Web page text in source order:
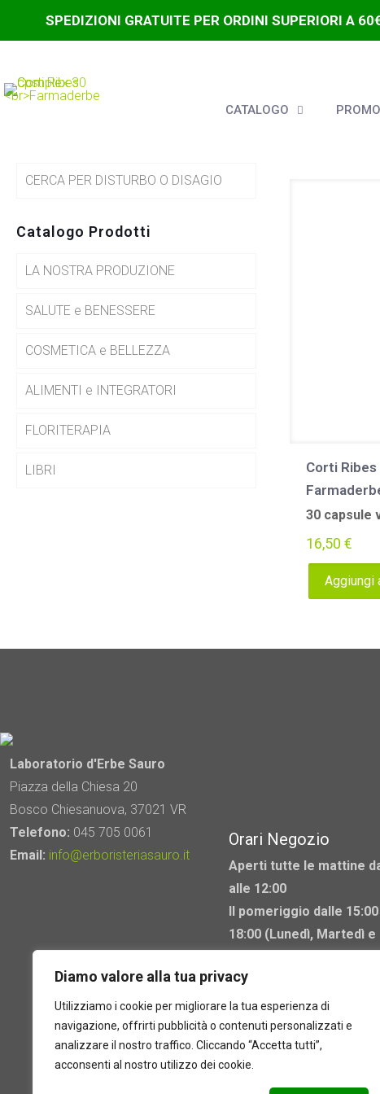
Diamo valore alla tua privacy
Utilizziamo i cookie per migliorare la tua esperienza di
navigazione, offrirti pubblicità o contenuti personalizzati e
analizzare il nostro traffico. Cliccando “Accetta tutti”,
acconsenti al nostro utilizzo dei cookie.
SPEDIZIONI GRATUITE PER ORDINI SUPERIORI A
CATALOGO
Corti
30 capsule
16,50 €
Aggiungi
CERCA PER DISTURBO O DISAGIO
Catalogo Prodotti
LA NOSTRA PRODUZIONE
SALUTE e BENESSERE
COSMETICA e BELLEZZA
ALIMENTI e INTEGRATORI
FLORITERAPIA
LIBRI
Laboratorio d'Erbe Sauro
Piazza della Chiesa 20
Bosco Chiesanuova, 37021 VR
Telefono: 045 705 0061
Email: info@erboristeriasauro.it
Orari Negozio
Aperti tutte le mattine
alle 12:00
Il pomeriggio dalle
18:00 (Lunedì, Martedì e